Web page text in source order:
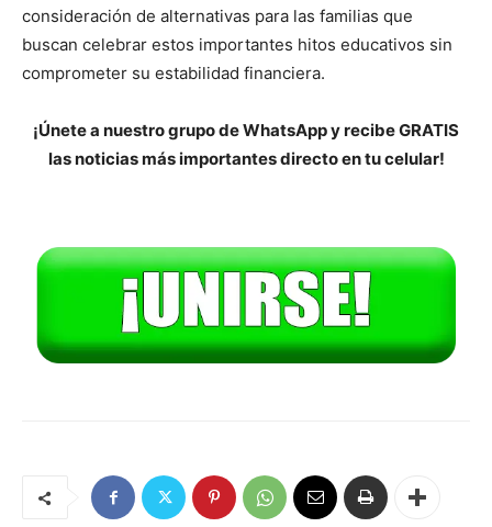
consideración de alternativas para las familias que
buscan celebrar estos importantes hitos educativos sin
comprometer su estabilidad financiera.
¡Únete a nuestro grupo de WhatsApp y recibe GRATIS
las noticias más importantes directo en tu celular!